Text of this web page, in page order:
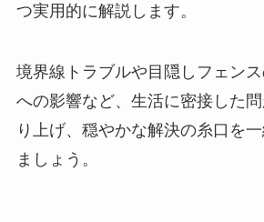
つ実用的に解説します。
境界線トラブルや目隠しフェン
への影響など、生活に密接した
り上げ、穏やかな解決の糸口を
ましょう。